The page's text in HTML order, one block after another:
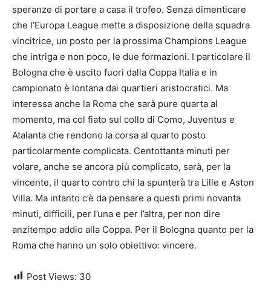
speranze di portare a casa il trofeo. Senza dimenticare
che l’Europa League mette a disposizione della squadra
vincitrice, un posto per la prossima Champions League
che intriga e non poco, le due formazioni. I particolare il
Bologna che è uscito fuori dalla Coppa Italia e in
campionato è lontana dai quartieri aristocratici. Ma
interessa anche la Roma che sarà pure quarta al
momento, ma col fiato sul collo di Como, Juventus e
Atalanta che rendono la corsa al quarto posto
particolarmente complicata. Centottanta minuti per
volare, anche se ancora più complicato, sarà, per la
vincente, il quarto contro chi la spunterà tra Lille e Aston
Villa. Ma intanto c’è da pensare a questi primi novanta
minuti, difficili, per l’una e per l’altra, per non dire
anzitempo addio alla Coppa. Per il Bologna quanto per la
Roma che hanno un solo obiettivo: vincere.
Post Views: 30